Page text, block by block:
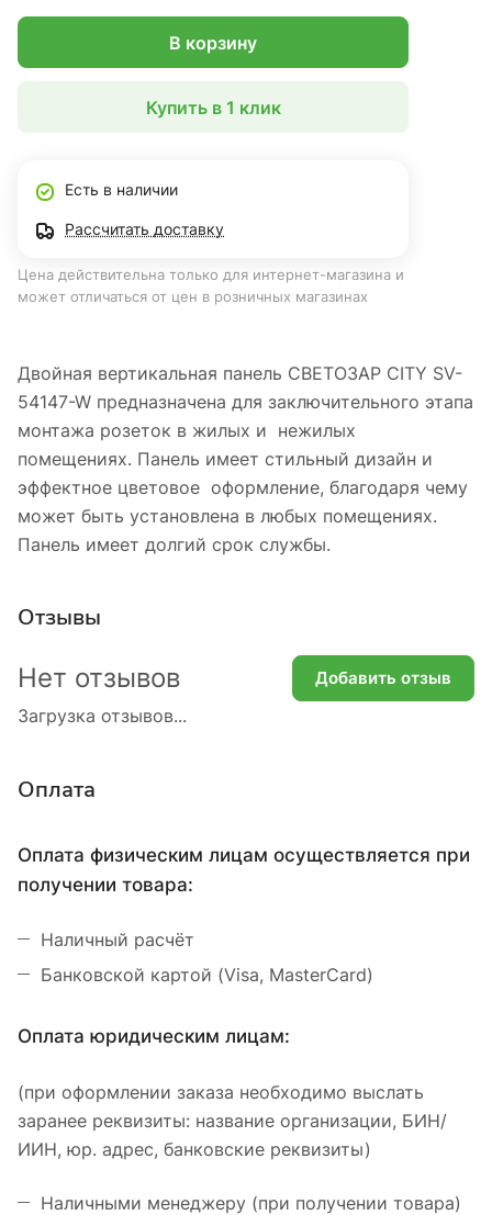
В корзину
Купить в 1 клик
Есть в наличии
Рассчитать доставку
Цена действительна только для интернет-магазина и
может отличаться от цен в розничных магазинах
Двойная вертикальная панель СВЕТОЗАР CITY SV-
54147-W предназначена для заключительного этапа
монтажа розеток в жилых и нежилых
помещениях. Панель имеет стильный дизайн и
эффектное цветовое оформление, благодаря чему
может быть установлена в любых помещениях.
Панель имеет долгий срок службы.
Отзывы
Загрузка отзывов...
Нет отзывов Добавить отзыв
Оплата
Оплата физическим лицам осуществляется при
получении товара:
Наличный расчёт
Банковской картой (Visa, MasterCard)
Оплата юридическим лицам:
(при оформлении заказа необходимо выслать
заранее реквизиты: название организации, БИН/
ИИН, юр. адрес, банковские реквизиты)
Наличными менеджеру (при получении товара)